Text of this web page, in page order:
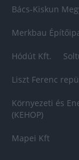
Bács-Kiskun
Merkbau
Hódút Kft.
Liszt Ferenc
Környezeti és
(KEHOP)
Mapei Kft